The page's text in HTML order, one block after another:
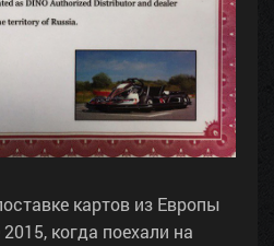
картов из Европы
когда поехали на